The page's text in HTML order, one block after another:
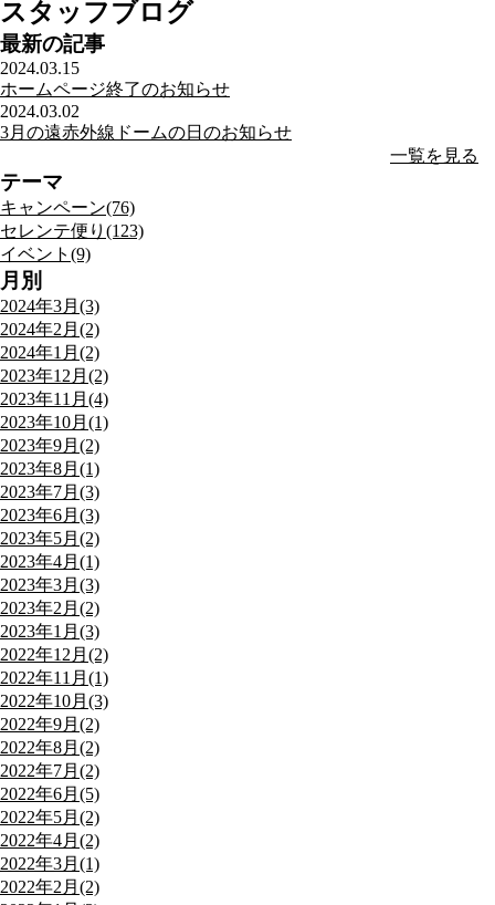
スタッフブログ
最新の記事
2024.03.15
ホームページ終了のお知らせ
2024.03.02
3月の遠赤外線ドームの日のお知らせ
一覧を見る
テーマ
キャンペーン(76)
セレンテ便り(123)
イベント(9)
月別
2024年3月(3)
2024年2月(2)
2024年1月(2)
2023年12月(2)
2023年11月(4)
2023年10月(1)
2023年9月(2)
2023年8月(1)
2023年7月(3)
2023年6月(3)
2023年5月(2)
2023年4月(1)
2023年3月(3)
2023年2月(2)
2023年1月(3)
2022年12月(2)
2022年11月(1)
2022年10月(3)
2022年9月(2)
2022年8月(2)
2022年7月(2)
2022年6月(5)
2022年5月(2)
2022年4月(2)
2022年3月(1)
2022年2月(2)